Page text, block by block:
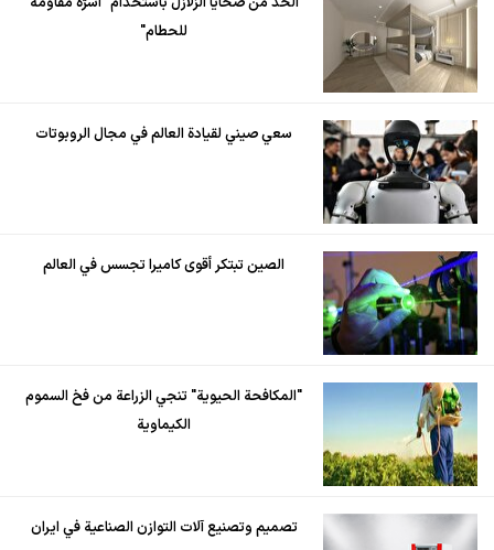
للحطام"
سعي صيني لقيادة العالم في مجال الروبوتات
الصين تبتكر أقوى كاميرا تجسس في العالم
"المكافحة الحيوية" تنجي الزراعة من فخ السموم
الكيماوية
تصميم وتصنيع آلات التوازن الصناعية في ايران